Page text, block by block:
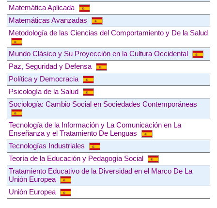
Matemática Aplicada
Matemáticas Avanzadas
Metodología de las Ciencias del Comportamiento y De la Salud
Mundo Clásico y Su Proyección en la Cultura Occidental
Paz, Seguridad y Defensa
Política y Democracia
Psicología de la Salud
Sociología: Cambio Social en Sociedades Contemporáneas
Tecnología de la Información y La Comunicación en La
Enseñanza y el Tratamiento De Lenguas
Tecnologías Industriales
Teoría de la Educación y Pedagogía Social
Tratamiento Educativo de la Diversidad en el Marco De La
Unión Europea
Unión Europea